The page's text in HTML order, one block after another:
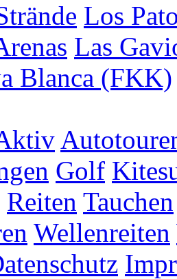
Los
Las
Blanca (FKK)
Golf
Reiten Tauchen
Wellenreiten